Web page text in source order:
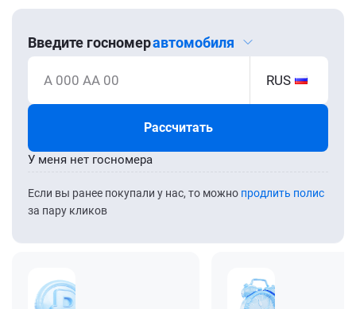
Введите госномеравтомобиля
А 000 АА 00 RUS
Рассчитать
Если вы ранее покупали у нас, то можно продлить полис
за пару кликов
У меня нет госномера